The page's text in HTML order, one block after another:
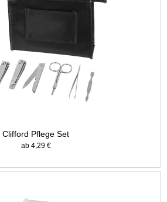
Clifford Pflege Set
ab 4,29 €